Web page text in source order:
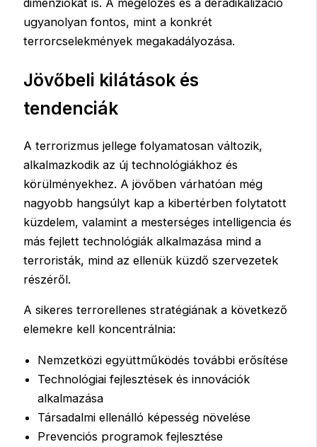
dimenziókat is. A megelőzés és a deradikalizáció
ugyanolyan fontos, mint a konkrét
terrorcselekmények megakadályozása.
Jövőbeli kilátások és
tendenciák
A terrorizmus jellege folyamatosan változik,
alkalmazkodik az új technológiákhoz és
körülményekhez. A jövőben várhatóan még
nagyobb hangsúlyt kap a kibertérben folytatott
küzdelem, valamint a mesterséges intelligencia és
más fejlett technológiák alkalmazása mind a
terroristák, mind az ellenük küzdő szervezetek
részéről.
A sikeres terrorellenes stratégiának a következő
elemekre kell koncentrálnia:
Nemzetközi együttműködés további erősítése
Technológiai fejlesztések és innovációk
alkalmazása
Társadalmi ellenálló képesség növelése
Prevenciós programok fejlesztése